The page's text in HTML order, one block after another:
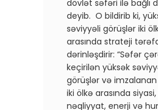
dövlət səfəri ilə bağlı
deyib. O bildirib ki,
səviyyəli görüşlər iki
arasında strateji
dərinləşdirir: “Səfər
keçirilən yüksək
görüşlər və
iki ölkə arasında
nəqliyyat, enerji və